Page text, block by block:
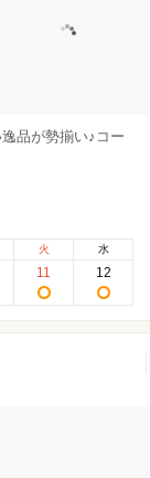
品が勢揃い♪コー
火
11
水
12